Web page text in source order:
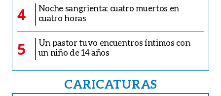
4
Noche sangrienta: cuatro muertos en
cuatro horas
5
Un pastor tuvo encuentros íntimos con
un niño de 14 años
CARICATURAS